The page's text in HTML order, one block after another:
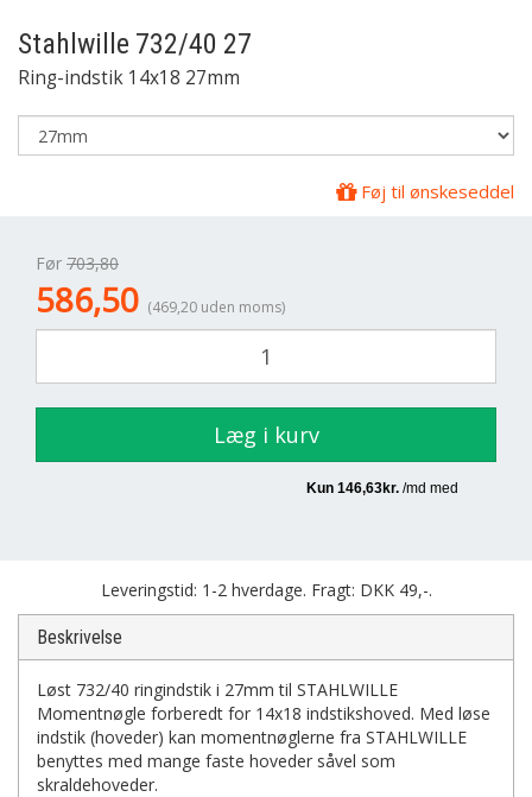
Stahlwille 732/40 27
Ring-indstik 14x18 27mm
Føj til ønskeseddel
Før 703,80
586,50 (469,20 uden moms)
Læg i kurv
Leveringstid: 1-2 hverdage. Fragt: DKK 49,-.
Beskrivelse
Løst 732/40 ringindstik i 27mm til STAHLWILLE
Momentnøgle forberedt for 14x18 indstikshoved. Med løse
indstik (hoveder) kan momentnøglerne fra STAHLWILLE
benyttes med mange faste hoveder såvel som
skraldehoveder.